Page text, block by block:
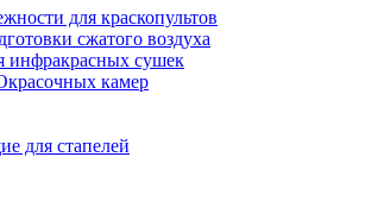
для краскопультов
сжатого воздуха
инфракрасных сушек
камер
для стапелей